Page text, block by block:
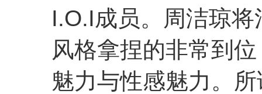
I.O.I成员。周洁琼
风格拿捏的非常到
魅力与性感魅力。